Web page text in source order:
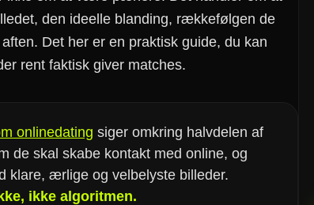
den ideelle blanding, rækkefølgen de
Det her er en praktisk guide, du kan
rent faktisk giver matches.
onlinedating siger omkring halvdelen af
de skal skabe kontakt med online, og
klare, ærlige og velbelyste billeder.
ikke algoritmen.